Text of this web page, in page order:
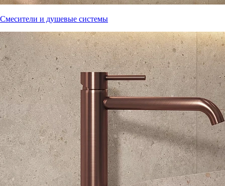
Смесители и душевые системы